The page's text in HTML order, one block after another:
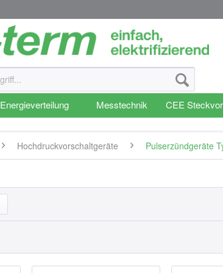
Energieverteilung Messtechnik CEE
Hochdruckvorschaltgeräte Pulserzündgeräte